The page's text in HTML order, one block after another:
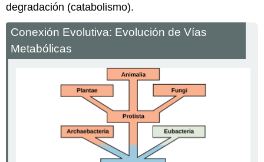
degradación (catabolismo).
Conexión Evolutiva: Evolución de Vías
Metabólicas